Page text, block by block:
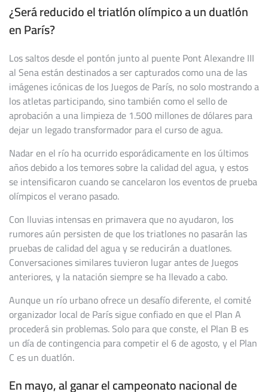
¿Será reducido el triatlón olímpico a un duatlón
en París?
Los saltos desde el pontón junto al puente Pont Alexandre III
al Sena están destinados a ser capturados como una de las
imágenes icónicas de los Juegos de París, no solo mostrando a
los atletas participando, sino también como el sello de
aprobación a una limpieza de 1.500 millones de dólares para
dejar un legado transformador para el curso de agua.
Nadar en el río ha ocurrido esporádicamente en los últimos
años debido a los temores sobre la calidad del agua, y estos
se intensificaron cuando se cancelaron los eventos de prueba
olímpicos el verano pasado.
Con lluvias intensas en primavera que no ayudaron, los
rumores aún persisten de que los triatlones no pasarán las
pruebas de calidad del agua y se reducirán a duatlones.
Conversaciones similares tuvieron lugar antes de Juegos
anteriores, y la natación siempre se ha llevado a cabo.
Aunque un río urbano ofrece un desafío diferente, el comité
organizador local de París sigue confiado en que el Plan A
procederá sin problemas. Solo para que conste, el Plan B es
un día de contingencia para competir el 6 de agosto, y el Plan
C es un duatlón.
En mayo, al ganar el campeonato nacional de